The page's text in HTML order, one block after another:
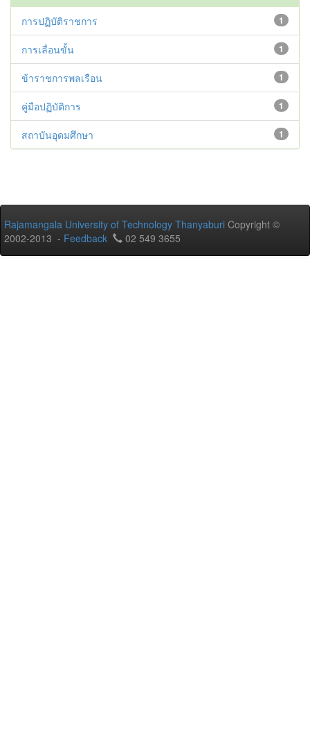
1
การปฏิบัติราชการ
1
การเลื่อนขั้น
1
ข้าราชการพลเรือน
1
คู่มือปฏิบัติการ
1
สถาบันอุดมศึกษา
Rajamangala University of Technology Thanyaburi Copyright ©
2002-2013 - Feedback 02 549 3655